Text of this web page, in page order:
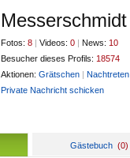
Messerschmidt
Fotos: 8 | Videos: 0 | News: 10
Besucher dieses Profils: 18574
Aktionen: Grätschen | Nachtreten
Private Nachricht schicken
Gästebuch (0)